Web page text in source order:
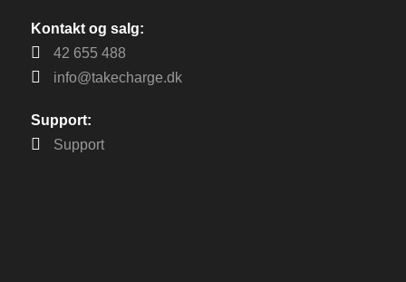
Kontakt og salg:
42 655 488
info@takecharge.dk
Support:
Support